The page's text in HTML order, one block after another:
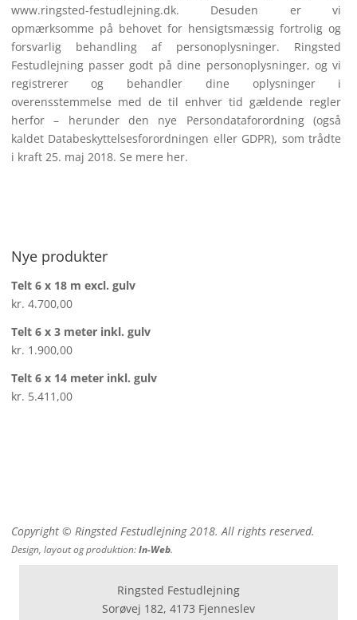
www.ringsted-festudlejning.dk. Desuden er vi
opmærksomme på behovet for hensigtsmæssig fortrolig og
forsvarlig behandling af personoplysninger. Ringsted
Festudlejning passer godt på dine personoplysninger, og vi
registrerer og behandler dine oplysninger i
overensstemmelse med de til enhver tid gældende regler
herfor – herunder den nye Persondataforordning (også
kaldet Databeskyttelsesforord­ningen eller GDPR), som trådte
i kraft 25. maj 2018. Se mere her.
Nye produkter
Telt 6 x 18 m excl. gulv
kr. 4.700,00
Telt 6 x 3 meter inkl. gulv
kr. 1.900,00
Telt 6 x 14 meter inkl. gulv
kr. 5.411,00
Copyright © Ringsted Festudlejning 2018. All rights reserved.
Design, layout og produktion:In-Web.
Ringsted Festudlejning
Sorøvej 182, 4173 Fjenneslev